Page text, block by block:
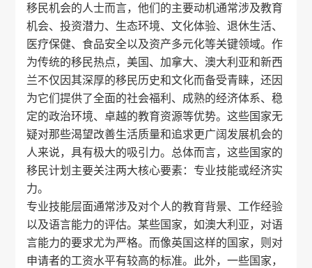
移民机会的人士而言，他们的主要动机通常涉及教育
机会、投资潜力、生态环境、文化体验、退休生活、
医疗保健、食品安全以及资产多元化等关键领域。作
为传统的移民热点，美国、加拿大、澳大利亚和新西
兰不仅因其深厚的移民历史和文化而备受青睐，还因
为它们提供了全面的社会福利、成熟的经济体系、稳
定的政治环境、卓越的教育资源等优势。这些国家无
疑对那些渴望改善生活质量和追求更广阔发展机会的
人来说，具有极大的吸引力。总体而言，这些国家的
移民计划主要关注两大核心要素：专业技能或经济实
力。
专业技能层面通常涉及对个人的教育背景、工作经验
以及语言能力的评估。某些国家，如澳大利亚，对语
言能力的要求尤为严格。而像英国这样的国家，则对
申请者的工资水平有较高的标准。此外，一些国家，